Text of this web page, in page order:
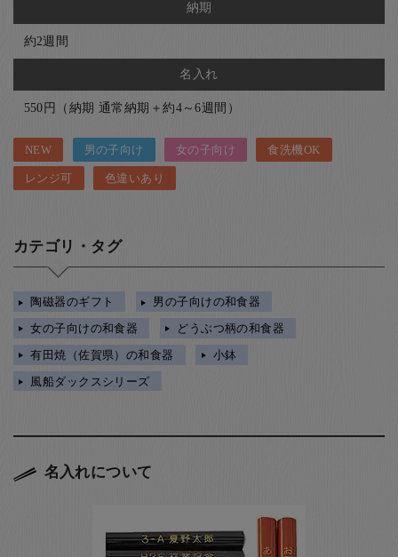
納期
約2週間
名入れ
550円（納期 通常納期＋約4～6週間）
NEW 男の子向け 女の子向け 食洗機OK
レンジ可 色違いあり
カテゴリ・タグ
陶磁器のギフト
男の子向けの和食器
女の子向けの和食器
どうぶつ柄の和食器
有田焼（佐賀県）の和食器
小鉢
風船ダックスシリーズ
名入れについて